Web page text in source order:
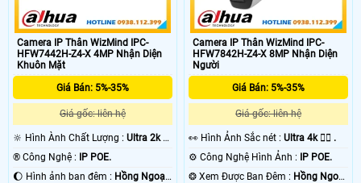
Camera IP Thân WizMind IPC-
HFW7442H-Z4-X 4MP Nhận Diện
Khuôn Mặt
Giá Bán: 5%-35%
Giá gốc: liên hệ
🔆 Hình Ành Chất Lượng : Ultra 2k +
.
®️ Công Nghệ : IP POE.
🌔 Hình ảnh ban đêm : Hồng Ngoại
Camera IP Thân WizMind IPC-
HFW7842H-Z4-X 8MP Nhận Diện
Người
Giá Bán: 5%-35%
Giá gốc: liên hệ
️👀 Hình Ảnh Sắc nét :Ultra 4k 👍🏾 .
⚙ Công Nghệ Hình Ảnh : IP POE.
❂ Xem Được Ban Đêm : Hồng Ngoại